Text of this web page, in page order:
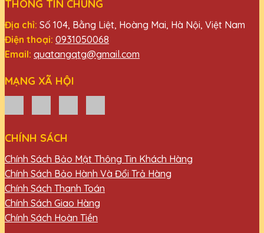
THÔNG TIN CHUNG
Địa chỉ: Số 104, Bằng Liệt, Hoàng Mai, Hà Nội, Việt Nam
Điện thoại: 0931050068
Email: quatangqtg@gmail.com
MẠNG XÃ HỘI
CHÍNH SÁCH
Chính Sách Bảo Mật Thông Tin Khách Hàng
Chính Sách Bảo Hành Và Đổi Trả Hàng
Chính Sách Thanh Toán
Chính Sách Giao Hàng
Chính Sách Hoàn Tiền